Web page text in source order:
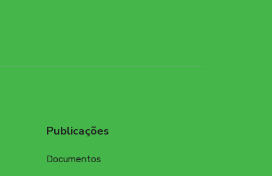
Publicações
Documentos